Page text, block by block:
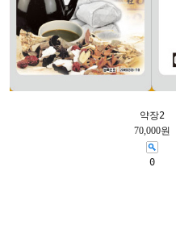
약장2
70,000원
0